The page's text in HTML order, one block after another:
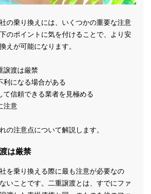
の乗り換えには、いくつかの重要な注意
のポイントに気を付けることで、より安
えが可能になります。
渡は厳禁
になる場合がある
信頼できる業者を見極める
注意
の注意点について解説します。
は厳禁
を乗り換える際に最も注意が必要なの
いことです。二重譲渡とは、すでにファ